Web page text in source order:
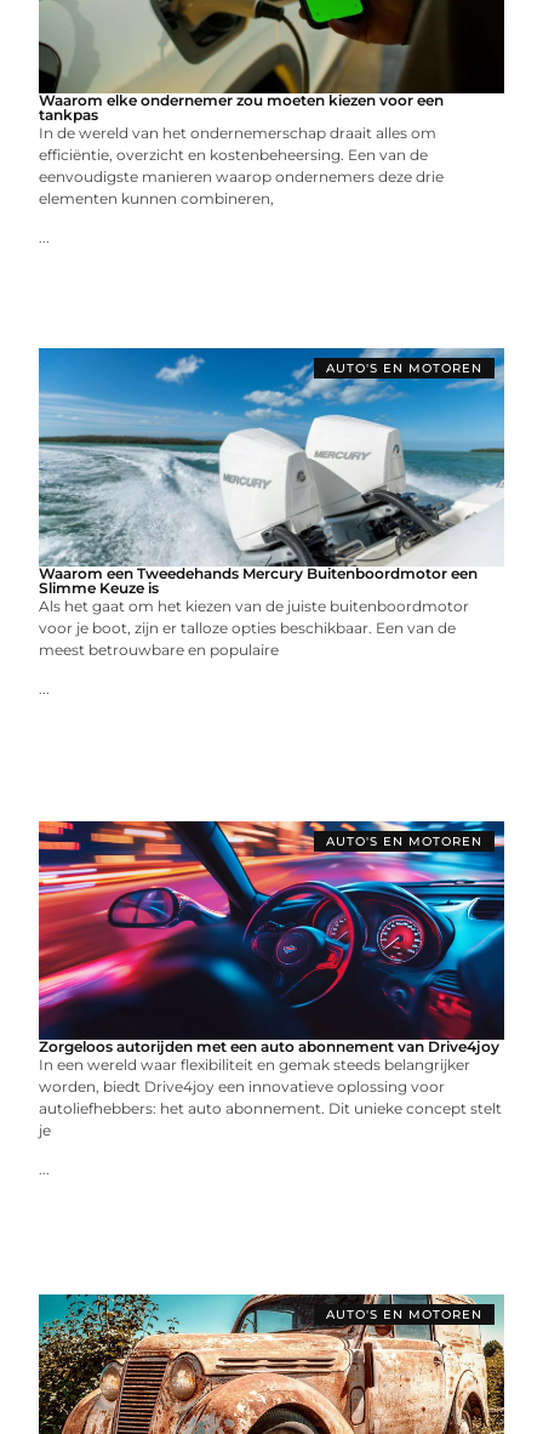
Waarom elke ondernemer zou moeten kiezen voor een
tankpas
In de wereld van het ondernemerschap draait alles om
efficiëntie, overzicht en kostenbeheersing. Een van de
eenvoudigste manieren waarop ondernemers deze drie
elementen kunnen combineren,
...
AUTO'S EN MOTOREN
Waarom een Tweedehands Mercury Buitenboordmotor een
Slimme Keuze is
Als het gaat om het kiezen van de juiste buitenboordmotor
voor je boot, zijn er talloze opties beschikbaar. Een van de
meest betrouwbare en populaire
...
AUTO'S EN MOTOREN
Zorgeloos autorijden met een auto abonnement van Drive4joy
In een wereld waar flexibiliteit en gemak steeds belangrijker
worden, biedt Drive4joy een innovatieve oplossing voor
autoliefhebbers: het auto abonnement. Dit unieke concept stelt
je
...
AUTO'S EN MOTOREN